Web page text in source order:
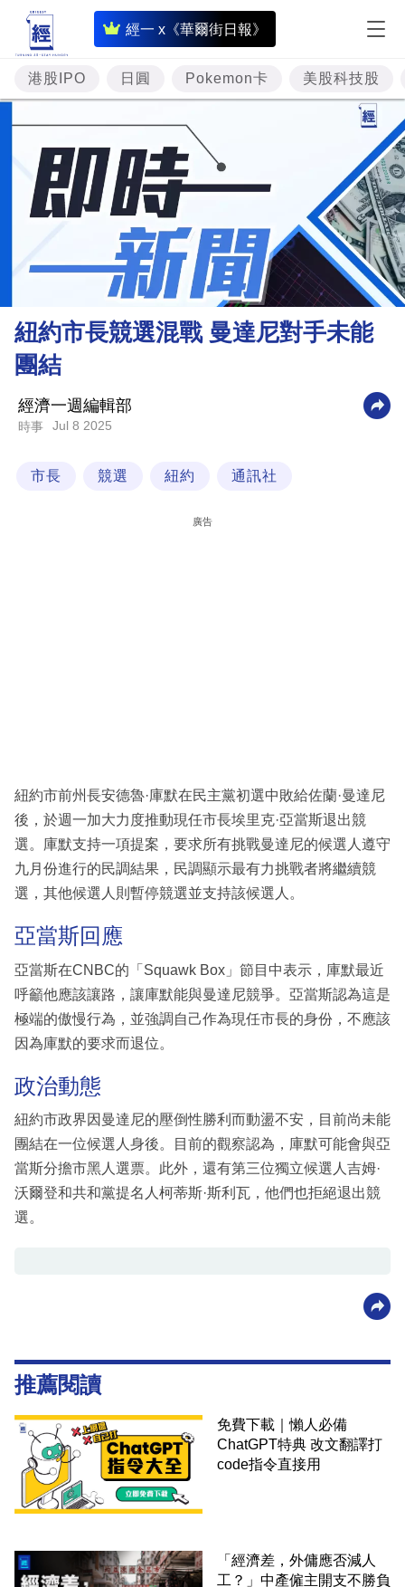
經一 x《華爾街日報》
即
時
財
經
專
題
投
資
樓
市
財
業
區
港股IPO 日圓 Pokemon卡 美股科技股
紐約市長競選混戰 曼達尼對手未能
團結
經濟一週編輯部
時事 Jul 8 2025
市長 競選 紐約 通訊社
廣告
紐約市前州長安德魯·庫默在民主黨初選中敗給佐蘭·曼達尼
後，於週一加大力度推動現任市長埃里克·亞當斯退出競
選。庫默支持一項提案，要求所有挑戰曼達尼的候選人遵守
九月份進行的民調結果，民調顯示最有力挑戰者將繼續競
選，其他候選人則暫停競選並支持該候選人。
亞當斯回應
亞當斯在CNBC的「Squawk Box」節目中表示，庫默最近
呼籲他應該讓路，讓庫默能與曼達尼競爭。亞當斯認為這是
極端的傲慢行為，並強調自己作為現任市長的身份，不應該
因為庫默的要求而退位。
政治動態
紐約市政界因曼達尼的壓倒性勝利而動盪不安，目前尚未能
團結在一位候選人身後。目前的觀察認為，庫默可能會與亞
當斯分擔市黑人選票。此外，還有第三位獨立候選人吉姆·
沃爾登和共和黨提名人柯蒂斯·斯利瓦，他們也拒絕退出競
選。
推薦閱讀
免費下載｜懶人必備
ChatGPT特典 改文翻譯打
code指令直接用
「經濟差，外傭應否減人
工？」中產僱主開支不勝負